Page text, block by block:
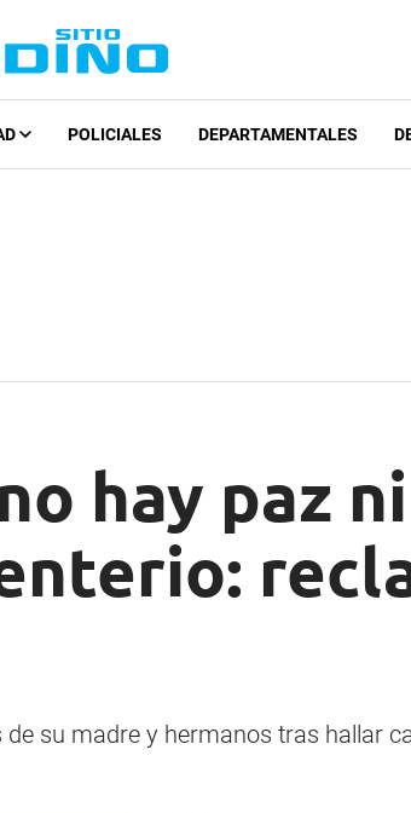
POLICIALES DEPARTAMENTALES
hay paz
su madre y hermanos tras hallar